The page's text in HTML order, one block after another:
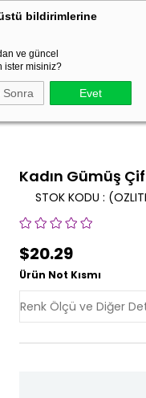
bildirimlerine
ve güncel
ister misiniz?
Sonra Evet
3000₺
Kadın Gümüş
STOK KODU
$20.29
Ürün Not Kısmı